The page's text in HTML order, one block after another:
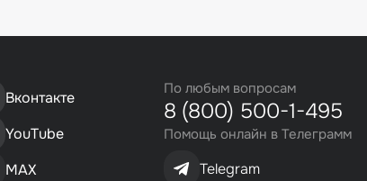
Вконтакте
YouTube
MAX
По любым вопросам
8 (800) 500-1-495
Помощь онлайн в Телеграмм
Telegram